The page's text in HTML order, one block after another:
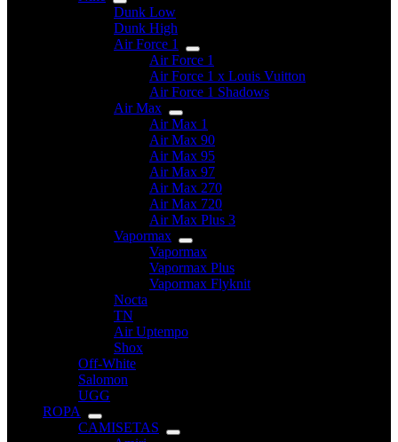
Dunk Low
Dunk High
Air Force 1
Air Force 1
Air Force 1 x Louis Vuitton
Air Force 1 Shadows
Air Max
Air Max 1
Air Max 90
Air Max 95
Air Max 97
Air Max 270
Air Max 720
Air Max Plus 3
Vapormax
Vapormax
Vapormax Plus
Vapormax Flyknit
Nocta
TN
Air Uptempo
Shox
Off-White
Salomon
UGG
ROPA
CAMISETAS